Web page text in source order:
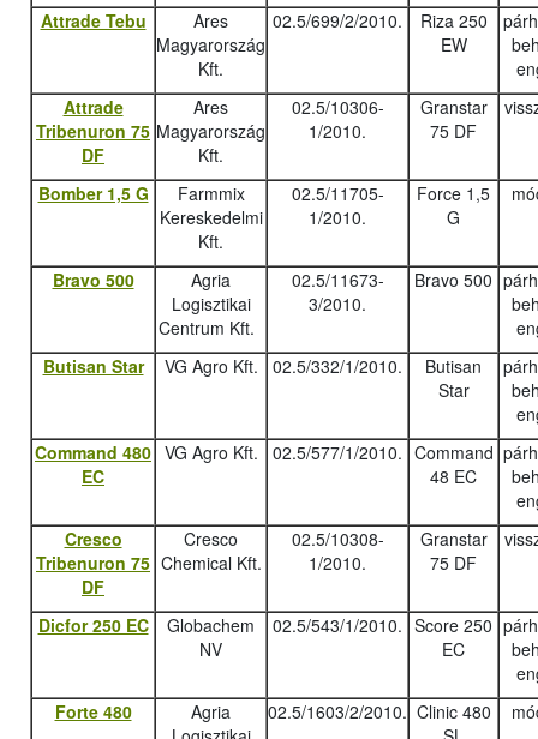
Attrade Tebu
Ares
Magyarország
Kft.
02.5/699/2/2010.
Riza 250
EW
Attrade
Tribenuron 75
DF
Ares
Magyarország
Kft.
02.5/10306-
1/2010.
Granstar
75 DF
Bomber 1,5 G
Farmmix
Kereskedelmi
Kft.
02.5/11705-
1/2010.
Force 1,5
G
Bravo 500
Agria
Logisztikai
Centrum Kft.
02.5/11673-
3/2010.
Bravo 500
Butisan Star
VG Agro Kft. 02.5/332/1/2010.
Butisan
Star
Command 480
EC
VG Agro Kft. 02.5/577/1/2010. Command
48 EC
Cresco
Tribenuron 75
DF
Cresco
Chemical Kft.
02.5/10308-
1/2010.
Granstar
75 DF
Dicfor 250 EC
Globachem
NV
02.5/543/1/2010. Score 250
EC
Forte 480
Agria
02.5/1603/2/2010. Clinic 480